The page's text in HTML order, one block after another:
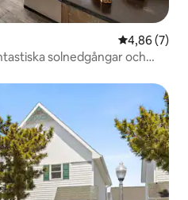
4,86 av 5 i
4,86 (7)
solnedgångar och